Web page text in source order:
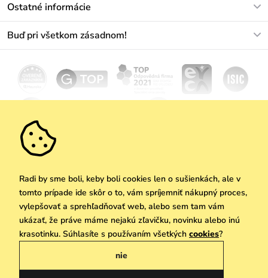
Materiály a údržba
Vrátenie a reklamácia
Ostatné informácie
Darčekové poukazy
Velkoobchod
We Care
Vuchlook
Predajne
Buď pri všetkom zásadnom!
Odoberať
Copyright © 2026 Vuch s.r.o. Všetky práva vyhradené. Technicky zabezpečuje
Simplia.cz
Radi by sme boli, keby boli cookies len o sušienkách, ale v
tomto prípade ide skôr o to, vám spríjemniť nákupný proces,
vylepšovať a sprehľadňovať web, alebo sem tam vám
ukázať, že práve máme nejakú zľavičku, novinku alebo inú
krasotinku. Súhlasíte s používaním všetkých cookies?
nie